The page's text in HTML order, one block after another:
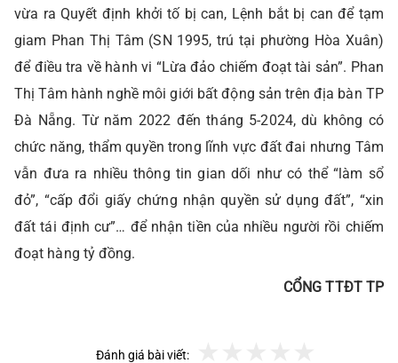
vừa ra Quyết định khởi tố bị can, Lệnh bắt bị can để tạm
giam Phan Thị Tâm (SN 1995, trú tại phường Hòa Xuân)
để điều tra về hành vi “Lừa đảo chiếm đoạt tài sản”. Phan
Thị Tâm hành nghề môi giới bất động sản trên địa bàn TP
Đà Nẵng. Từ năm 2022 đến tháng 5-2024, dù không có
chức năng, thẩm quyền trong lĩnh vực đất đai nhưng Tâm
vẫn đưa ra nhiều thông tin gian dối như có thể “làm sổ
đỏ”, “cấp đổi giấy chứng nhận quyền sử dụng đất”, “xin
đất tái định cư”… để nhận tiền của nhiều người rồi chiếm
đoạt hàng tỷ đồng.
CỔNG TTĐT TP
Đánh giá bài viết: